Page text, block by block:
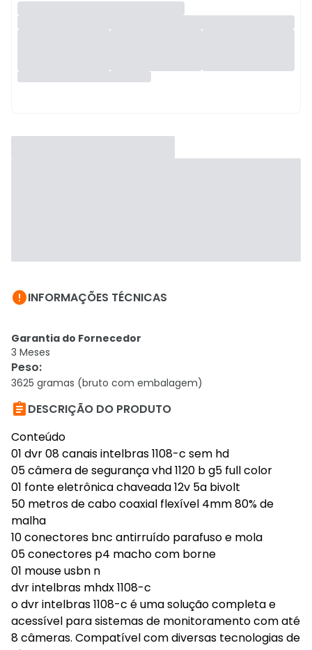
INFORMAÇÕES TÉCNICAS
Garantia do Fornecedor
3 Meses
Peso:
3625 gramas (bruto com embalagem)
DESCRIÇÃO DO PRODUTO
Conteúdo
01 dvr 08 canais intelbras 1108-c sem hd
05 câmera de segurança vhd 1120 b g5 full color
01 fonte eletrônica chaveada 12v 5a bivolt
50 metros de cabo coaxial flexível 4mm 80% de
malha
10 conectores bnc antirruído parafuso e mola
05 conectores p4 macho com borne
01 mouse usbn n
dvr intelbras mhdx 1108-c
o dvr intelbras 1108-c é uma solução completa e
acessível para sistemas de monitoramento com até
8 câmeras. Compatível com diversas tecnologias de